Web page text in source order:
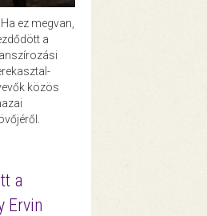
ez megvan,
a
közös
a
Ervin